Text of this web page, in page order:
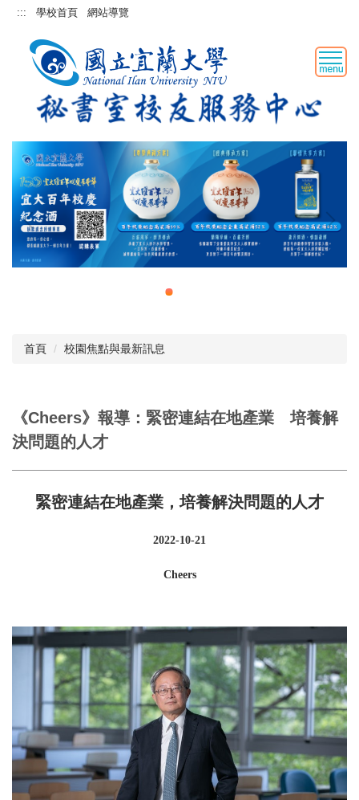
跳::: 學校首頁 網站導覽
首頁 校園焦點與最新訊息
《Cheers》報導：緊密連結在地產業 培養解
決問題的人才
緊密連結在地產業，培養解決問題的人才
2022-10-21
Cheers